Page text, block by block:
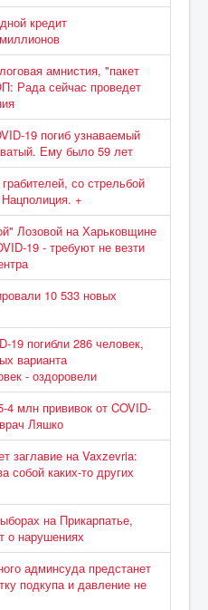
кредит
амнистия, "пакет
Рада сейчас проведет
19 погиб узнаваемый
Ему было 59 лет
со стрельбой
+
Лозовой на Харьковщине
19 - требуют не везти
10 533 новых
19 погибли 286 человек,
варианта
- оздоровели
4 млн прививок от COVID-
Ляшко
заглавие на Vaxzevria:
собой каких-то других
на Прикарпатье,
о нарушениях
админсуда предстанет
подкупа и давление не